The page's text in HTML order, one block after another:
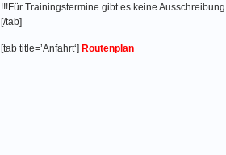
!!!Für Trainingstermine gibt es keine
[/tab]
[tab title=’Anfahrt‘] Routenplan